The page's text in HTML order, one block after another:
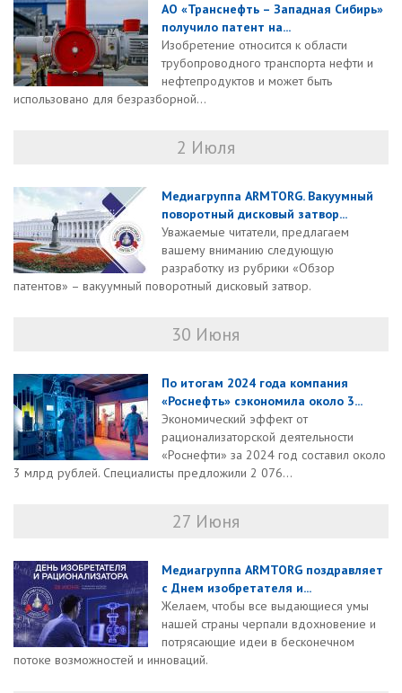
АО «Транснефть – Западная Сибирь»
получило патент на...
Изобретение относится к области
трубопроводного транспорта нефти и
нефтепродуктов и может быть
использовано для безразборной...
2 Июля
Медиагруппа ARMTORG. Вакуумный
поворотный дисковый затвор...
Уважаемые читатели, предлагаем
вашему вниманию следующую
разработку из рубрики «Обзор
патентов» – вакуумный поворотный дисковый затвор.
30 Июня
По итогам 2024 года компания
«Роснефть» сэкономила около 3...
Экономический эффект от
рационализаторской деятельности
«Роснефти» за 2024 год составил около
3 млрд рублей. Специалисты предложили 2 076...
27 Июня
Медиагруппа ARMTORG поздравляет
с Днем изобретателя и...
Желаем, чтобы все выдающиеся умы
нашей страны черпали вдохновение и
потрясающие идеи в бесконечном
потоке возможностей и инноваций.